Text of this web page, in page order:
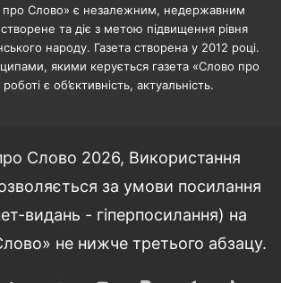
про Слово» є незалежним, недержавним
та діє з метою підвищення рівня
народу. Газета створена у 2012 році.
якими керується газета «Слово про
є об’єктивність, актуальність.
Слово 2026, Використання
за умови посилання
видань - гіперпосилання) на
не нижче третього абзацу.